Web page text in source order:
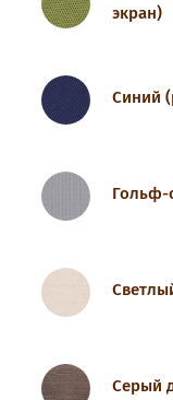
экран)
Синий
Гольф-
Серый